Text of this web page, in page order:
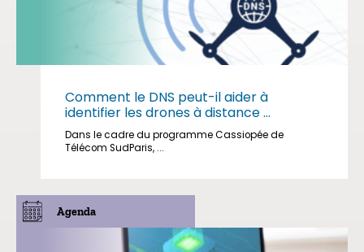
Comment le DNS peut-il aider à
identifier les drones à distance ...
Dans le cadre du programme Cassiopée de
Télécom SudParis, ...
Agenda